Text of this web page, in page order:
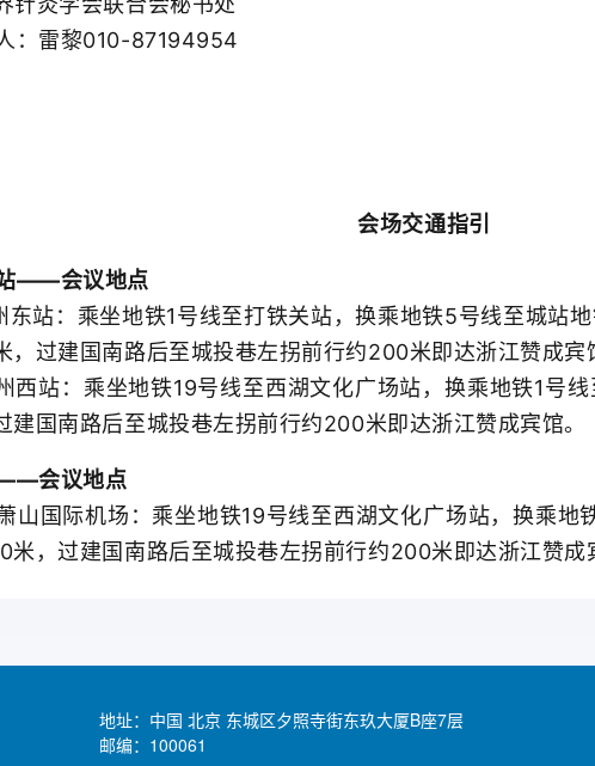
雷黎010-87194954
会场交通指引
会议地点
：乘坐地铁1号线至打铁关站，换乘地铁5号线至城站地
，过建国南路后至城投巷左拐前行约200米即达浙江赞成宾
站：乘坐地铁19号线至西湖文化广场站，换乘地铁1号线
建国南路后至城投巷左拐前行约200米即达浙江赞成宾馆。
会议地点
国际机场：乘坐地铁19号线至西湖文化广场站，换乘地
米，过建国南路后至城投巷左拐前行约200米即达浙江赞成
地址：中国 北京 东城区夕照寺街东玖大厦B座7层
邮编：100061